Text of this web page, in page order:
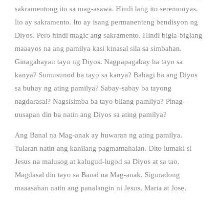
sakramentong ito sa mag-asawa. Hindi lang ito seremonyas.
Ito ay sakramento. Ito ay isang permanenteng bendisyon ng
Diyos. Pero hindi magic ang sakramento. Hindi bigla-biglang
maaayos na ang pamilya kasi kinasal sila sa simbahan.
Ginagabayan tayo ng Diyos. Nagpapagabay ba tayo sa
kanya? Sumusunod ba tayo sa kanya? Bahagi ba ang Diyos
sa buhay ng ating pamilya? Sabay-sabay ba tayong
nagdarasal? Nagsisimba ba tayo bilang pamilya? Pinag-
uusapan din ba natin ang Diyos sa ating pamilya?
Ang Banal na Mag-anak ay huwaran ng ating pamilya.
Tularan natin ang kanilang pagmamahalan. Dito lumaki si
Jesus na malusog at kalugud-lugod sa Diyos at sa tao.
Magdasal din tayo sa Banal na Mag-anak. Siguradong
maaasahan natin ang panalangin ni Jesus, Maria at Jose.